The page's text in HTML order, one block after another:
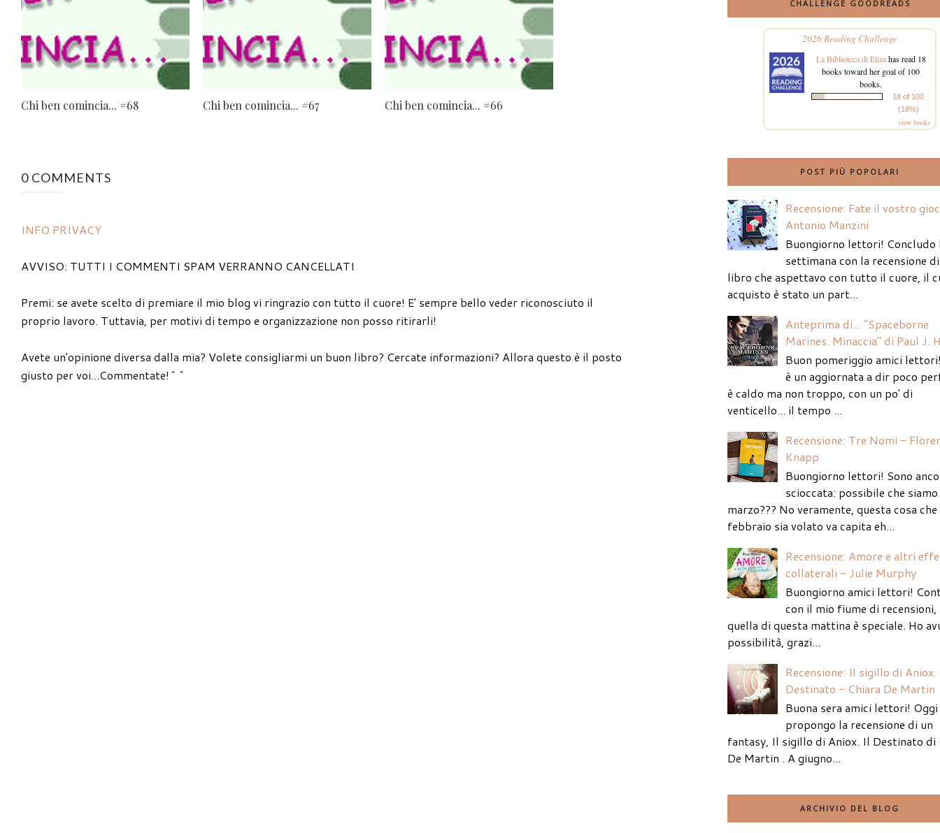
Chi ben comincia... #68 Chi ben comincia... #67 Chi ben comincia... #66
0 COMMENTS
INFO PRIVACY
AVVISO: TUTTI I COMMENTI SPAM VERRANNO CANCELLATI
Premi: se avete scelto di premiare il mio blog vi ringrazio con tutto il cuore! E' sempre bello veder riconosciuto il
proprio lavoro. Tuttavia, per motivi di tempo e organizzazione non posso ritirarli!
Avete un'opinione diversa dalla mia? Volete consigliarmi un buon libro? Cercate informazioni? Allora questo è il posto
giusto per voi...Commentate!^^
CHALLENGE GOODREADS
2026 Reading Challenge
La Biblioteca di Elizahas read 18
books toward her goal of 100
books.
18 of 100
(18%)
view books
POST PIÙ POPOLARI
Recensione: Fate il vostro
Antonio Manzini
Buongiorno lettori! Concludo
settimana con la recensione
libro che aspettavo con tutto il cuore, il
acquisto è stato un part...
Anteprima di... "Spaceborne
Marines. Minaccia" di Paul J.
Buon pomeriggio amici
è un aggiornata a dir poco
è caldo ma non troppo, con un po' di
venticello... il tempo ...
Recensione: Tre Nomi -
Knapp
Buongiorno lettori! Sono
scioccata: possibile che siamo
marzo??? No veramente, questa cosa che
febbraio sia volato va capita eh...
Recensione: Amore e altri
collaterali - Julie Murphy
Buongiorno amici lettori!
con il mio fiume di recensioni,
quella di questa mattina è speciale. Ho
possibilità, grazi...
Recensione: Il sigillo di
Destinato - Chiara De Martin
Buona sera amici lettori!
propongo la recensione di un
fantasy, Il sigillo di Aniox. Il Destinato di
De Martin . A giugno...
ARCHIVIO DEL BLOG